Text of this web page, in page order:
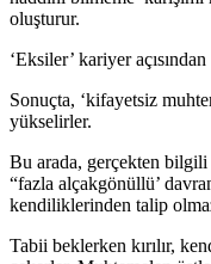
oluşturur.
‘Eksiler’ kariyer açısından
Sonuçta, ‘kifayetsiz
yükselirler.
Bu arada, gerçekten bilgili
“fazla alçakgönüllü’
kendiliklerinden talip
Tabii beklerken kırılır,